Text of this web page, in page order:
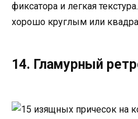
фиксатора и легкая
хорошо круглым или
14. Гламурный